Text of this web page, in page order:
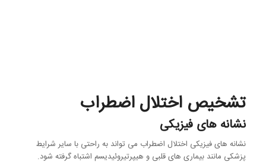
تشخیص اختلال اضطراب
نشانه های فیزیکی
نشانه های فیزیکی اختلال اضطراب می تواند به راحتی با سایر شرایط
پزشکی مانند بیماری های قلبی و هیپرتیروئیدیسم اشتباه گرفته شود.